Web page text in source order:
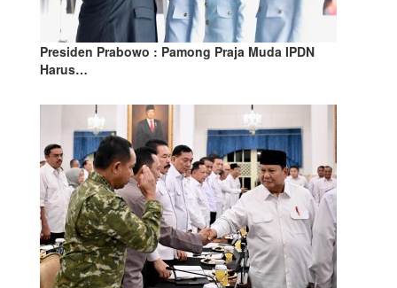
Presiden Prabowo : Pamong Praja Muda IPDN
Harus…